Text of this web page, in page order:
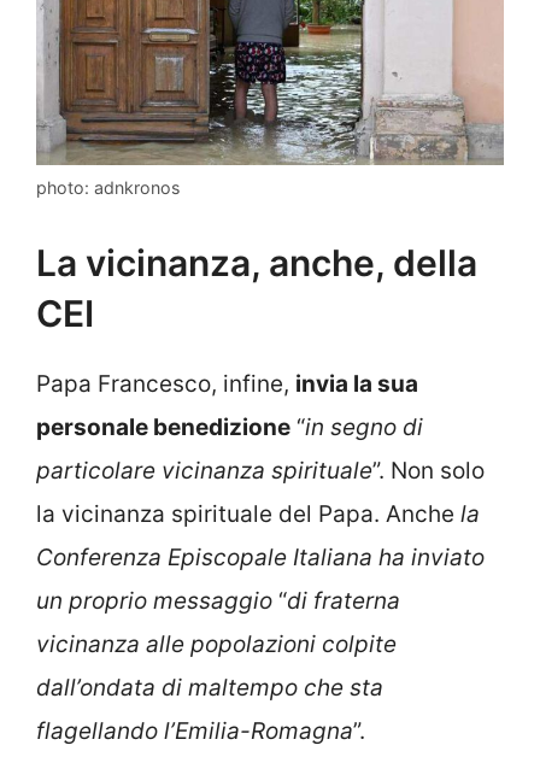
photo: adnkronos
La vicinanza, anche, della
CEI
Papa Francesco, infine, invia la sua
personale benedizione “in segno di
particolare vicinanza spirituale”. Non solo
la vicinanza spirituale del Papa. Anche la
Conferenza Episcopale Italiana ha inviato
un proprio messaggio “di fraterna
vicinanza alle popolazioni colpite
dall’ondata di maltempo che sta
flagellando l’Emilia-Romagna”.